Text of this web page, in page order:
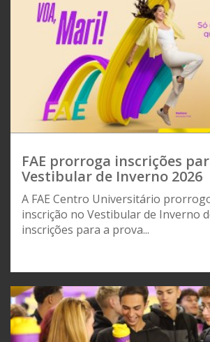
FAE prorroga inscrições
Vestibular de Inverno 2026
A FAE Centro Universitário
inscrição no Vestibular de Inverno
inscrições para a prova...